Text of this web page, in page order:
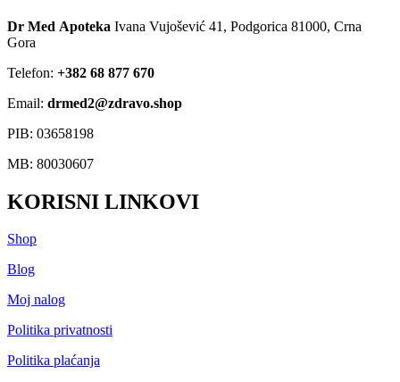
Dr Med Apoteka Ivana Vujošević 41, Podgorica 81000, Crna
Gora
Telefon: +382 68 877 670
Email: drmed2@zdravo.shop
PIB: 03658198
MB: 80030607
KORISNI LINKOVI
Shop
Blog
Moj nalog
Politika privatnosti
Politika plaćanja